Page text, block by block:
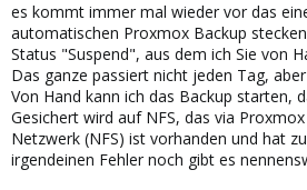
es kommt immer mal wieder vor das
automatischen Proxmox Backup
Status "Suspend", aus dem ich Sie von
Das ganze passiert nicht jeden Tag,
Von Hand kann ich das Backup starten,
Gesichert wird auf NFS, das via
Netzwerk (NFS) ist vorhanden und hat
irgendeinen Fehler noch gibt es